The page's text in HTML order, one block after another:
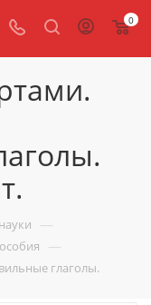
0
—
—
глаголы.